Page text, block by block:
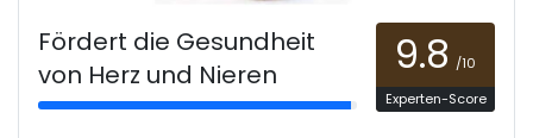
Fördert die Gesundheit
von Herz und Nieren
9.8 /10
Experten-Score